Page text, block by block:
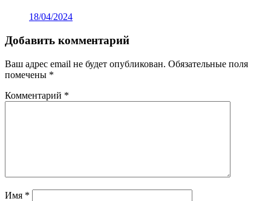
18/04/2024
Добавить комментарий
Ваш адрес email не будет опубликован. Обязательные поля
помечены *
Комментарий *
Имя *